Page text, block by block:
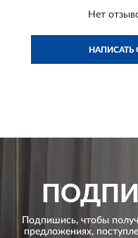
Нет
Подпишись, чтобы
предложениях,